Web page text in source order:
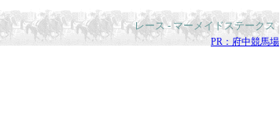
レース - マーメイドステークス
PR：府中競馬場